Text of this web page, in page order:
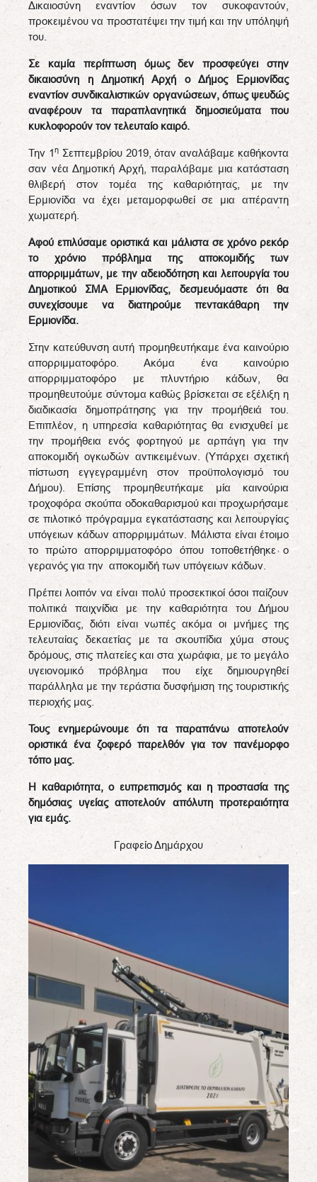
Δικαιοσύνη εναντίον όσων τον συκοφαντούν,
προκειμένου να προστατέψει την τιμή και την υπόληψή
του.
Σε καμία περίπτωση όμως δεν προσφεύγει στην
δικαιοσύνη η Δημοτική Αρχή ο Δήμος Ερμιονίδας
εναντίον συνδικαλιστικών οργανώσεων, όπως ψευδώς
αναφέρουν τα παραπλανητικά δημοσιεύματα που
κυκλοφορούν τον τελευταίο καιρό.
Την 1ηΣεπτεμβρίου 2019, όταν αναλάβαμε καθήκοντα
σαν νέα Δημοτική Αρχή, παραλάβαμε μια κατάσταση
θλιβερή στον τομέα της καθαριότητας, με την
Ερμιονίδα να έχει μεταμορφωθεί σε μια απέραντη
χωματερή.
Αφού επιλύσαμε οριστικά και μάλιστα σε χρόνο ρεκόρ
το χρόνιο πρόβλημα της αποκομιδής των
απορριμμάτων, με την αδειοδότηση και λειτουργία του
Δημοτικού ΣΜΑ Ερμιονίδας, δεσμευόμαστε ότι θα
συνεχίσουμε να διατηρούμε πεντακάθαρη την
Ερμιονίδα.
Στην κατεύθυνση αυτή προμηθευτήκαμε ένα καινούριο
απορριμματοφόρο. Ακόμα ένα καινούριο
απορριμματοφόρο με πλυντήριο κάδων, θα
προμηθευτούμε σύντομα καθώς βρίσκεται σε εξέλιξη η
διαδικασία δημοπράτησης για την προμήθειά του.
Επιπλέον, η υπηρεσία καθαριότητας θα ενισχυθεί με
την προμήθεια ενός φορτηγού με αρπάγη για την
αποκομιδή ογκωδών αντικειμένων. (Υπάρχει σχετική
πίστωση εγγεγραμμένη στον προϋπολογισμό του
Δήμου). Επίσης προμηθευτήκαμε μία καινούρια
τροχοφόρα σκούπα οδοκαθαρισμού και προχωρήσαμε
σε πιλοτικό πρόγραμμα εγκατάστασης και λειτουργίας
υπόγειων κάδων απορριμμάτων. Μάλιστα είναι έτοιμο
το πρώτο απορριμματοφόρο όπου τοποθετήθηκε ο
γερανός για την αποκομιδή των υπόγειων κάδων.
Πρέπει λοιπόν να είναι πολύ προσεκτικοί όσοι παίζουν
πολιτικά παιχνίδια με την καθαριότητα του Δήμου
Ερμιονίδας, διότι είναι νωπές ακόμα οι μνήμες της
τελευταίας δεκαετίας με τα σκουπίδια χύμα στους
δρόμους, στις πλατείες και στα χωράφια, με το μεγάλο
υγειονομικό πρόβλημα που είχε δημιουργηθεί
παράλληλα με την τεράστια δυσφήμιση της τουριστικής
περιοχής μας.
Τους ενημερώνουμε ότι τα παραπάνω αποτελούν
οριστικά ένα ζοφερό παρελθόν για τον πανέμορφο
τόπο μας.
Η καθαριότητα, ο ευπρεπισμός και η προστασία της
δημόσιας υγείας αποτελούν απόλυτη προτεραιότητα
για εμάς.
Γραφείο Δημάρχου